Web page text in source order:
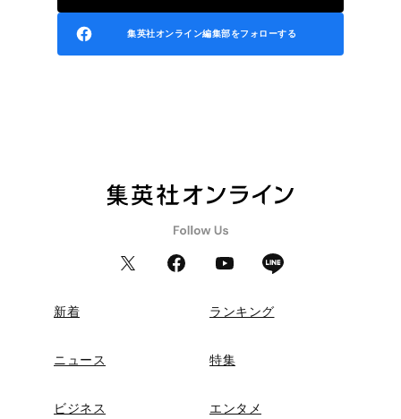
集英社オンライン編集部をフォローする
新着 ランキング
ニュース 特集
ビジネス エンタメ